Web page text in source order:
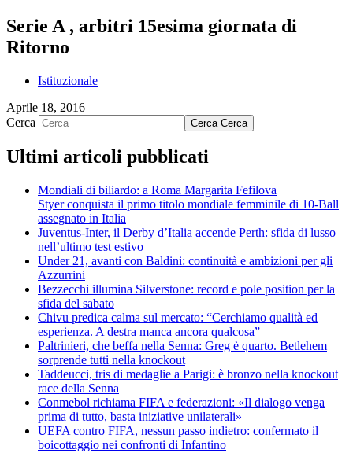
Serie A , arbitri 15esima giornata di
Ritorno
Istituzionale
Aprile 18, 2016
Cerca
Cerca Cerca
Ultimi articoli pubblicati
Mondiali di biliardo: a Roma Margarita Fefilova
Styer conquista il primo titolo mondiale femminile di 10-Ball
assegnato in Italia
Juventus-Inter, il Derby d’Italia accende Perth: sfida di lusso
nell’ultimo test estivo
Under 21, avanti con Baldini: continuità e ambizioni per gli
Azzurrini
Bezzecchi illumina Silverstone: record e pole position per la
sfida del sabato
Chivu predica calma sul mercato: “Cerchiamo qualità ed
esperienza. A destra manca ancora qualcosa”
Paltrinieri, che beffa nella Senna: Greg è quarto. Betlehem
sorprende tutti nella knockout
Taddeucci, tris di medaglie a Parigi: è bronzo nella knockout
race della Senna
Conmebol richiama FIFA e federazioni: «Il dialogo venga
prima di tutto, basta iniziative unilaterali»
UEFA contro FIFA, nessun passo indietro: confermato il
boicottaggio nei confronti di Infantino